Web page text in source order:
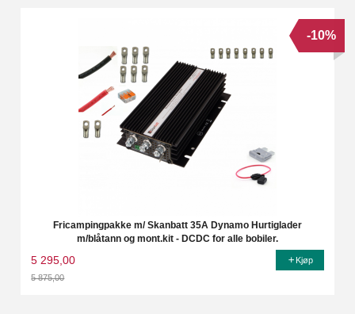
Fricampingpakke m/ Skanbatt 35A Dynamo Hurtiglader
m/blåtann og mont.kit - DCDC for alle bobiler.
5 295,00
5 875,00
-10%
Kjøp